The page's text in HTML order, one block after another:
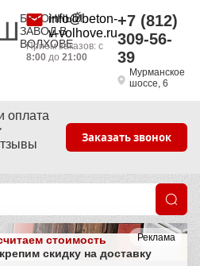
БЕТОННЫЙ
ЗАВОД В
ВОЛХОВЕ
info@beton-
v-volhove.ru
Приём заказов: с
8:00до 21:00
+7 (812)
309-56-
39
Мурманское
шоссе, 6
оплата
Заказать звонок
Реклама
стоимость
скидку на доставку